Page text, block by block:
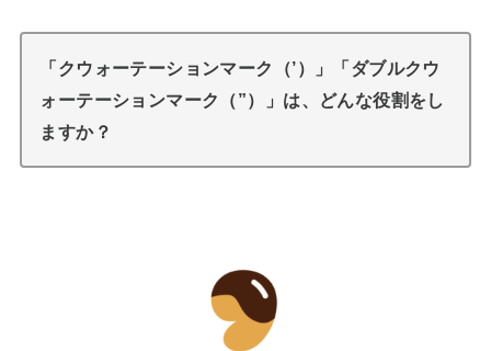
「クウォーテーションマーク（’）」「ダブルクウ
ォーテーションマーク（”）」は、どんな役割をし
ますか？